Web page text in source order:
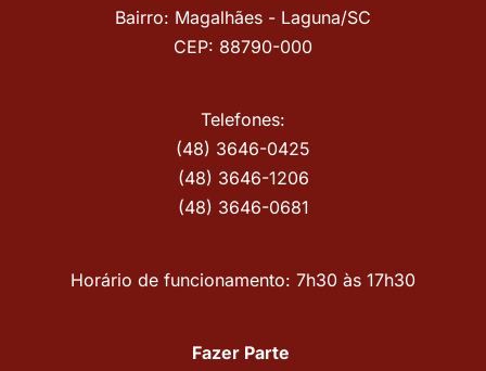
Bairro: Magalhães - Laguna/SC
CEP: 88790-000
Telefones:
(48) 3646-0425
(48) 3646-1206
(48) 3646-0681
Horário de funcionamento: 7h30 às 17h30
Fazer Parte